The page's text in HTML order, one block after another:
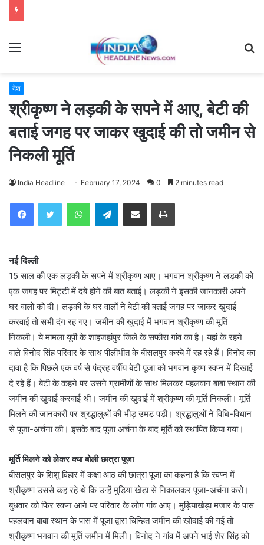
Menu
देश
श्रीकृष्ण ने लड़की के सपने में आए, बेटी की
बताई जगह पर जाकर खुदाई की तो जमीन से
निकली मूर्ति
India Headline February 17, 2024 0 2 minutes read
WhatsAppTelegramShare via Email Print
नई दिल्ली
15 साल की एक लड़की के सपने में श्रीकृष्ण आए। भगवान श्रीकृष्ण ने लड़की को
एक जगह पर मिट्टी में दबे होने की बात बताई। लड़की ने इसकी जानकारी अपने
घर वालों को दी। लड़की के घर वालों ने बेटी की बताई जगह पर जाकर खुदाई
करवाई तो सभी दंग रह गए। जमीन की खुदाई में भगवान श्रीकृष्ण की मूर्ति
निकली। ये मामला यूपी के शाहजहांपुर जिले के सफौरा गांव का है। यहां के रहने
वाले विनोद सिंह परिवार के साथ पीलीभीत के बीसलपुर कस्बे में रह रहे हैं। विनोद का
दावा है कि पिछले एक वर्ष से पंद्रह वर्षीय बेटी पूजा को भगवान कृष्ण स्वप्न में दिखाई
दे रहे हैं। बेटी के कहने पर उसने ग्रामीणों के साथ मिलकर पहलवान बाबा स्थान की
जमीन की खुदाई करवाई थी। जमीन की खुदाई में श्रीकृष्ण की मूर्ति निकली। मूर्ति
मिलने की जानकारी पर श्रद्धालुओं की भीड़ उमड़ पड़ी। श्रद्धालुओं ने विधि-विधान
से पूजा-अर्चना की। इसके बाद पूजा अर्चना के बाद मूर्ति को स्थापित किया गया।
मूर्ति मिलने को लेकर क्या बोली छात्रा पूजा
बीसलपुर के शिशु विहार में कक्षा आठ की छात्रा पूजा का कहना है कि स्वप्न में
श्रीकृष्ण उससे कह रहे थे कि उन्हें मुड़िया खेड़ा से निकालकर पूजा-अर्चना करो।
बुधवार को फिर स्वप्न आने पर परिवार के लोग गांव आए। मुड़ियाखेड़ा मजार के पास
पहलवान बाबा स्थान के पास में पूजा द्वारा चिन्हित जमीन की खोदाई की गई तो
श्रीकृष्ण भगवान की मूर्ति जमीन में मिली। विनोद ने गांव में अपने भाई शेर सिंह को